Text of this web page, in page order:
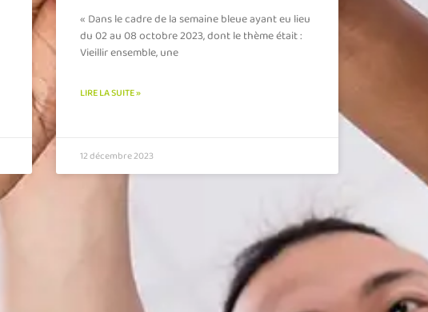
« Dans le cadre de la semaine bleue ayant eu lieu
du 02 au 08 octobre 2023, dont le thème était :
Vieillir ensemble, une
LIRE LA SUITE »
12 décembre 2023